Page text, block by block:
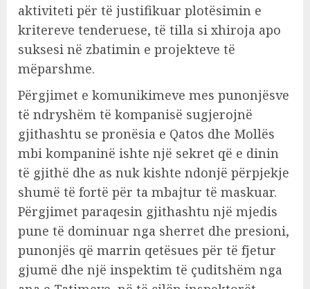
aktiviteti për të justifikuar plotësimin e
kritereve tenderuese, të tilla si xhiroja apo
suksesi në zbatimin e projekteve të
mëparshme.
Përgjimet e komunikimeve mes punonjësve
të ndryshëm të kompanisë sugjerojnë
gjithashtu se pronësia e Qatos dhe Mollës
mbi kompaninë ishte një sekret që e dinin
të gjithë dhe as nuk kishte ndonjë përpjekje
shumë të fortë për ta mbajtur të maskuar.
Përgjimet paraqesin gjithashtu një mjedis
pune të dominuar nga sherret dhe presioni,
punonjës që marrin qetësues për të fjetur
gjumë dhe një inspektim të çuditshëm nga